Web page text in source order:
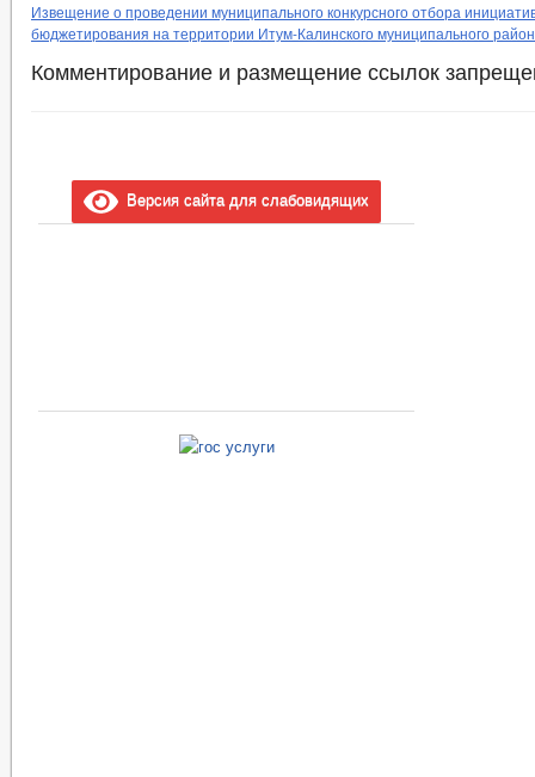
Извещение о проведении муниципального конкурсного отбора
бюджетирования на территории Итум-Калинского муниципального
Комментирование и размещение ссылок
Версия сайта для слабовидящих